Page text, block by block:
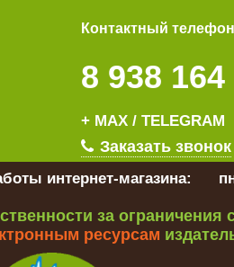
Контактный телефон
8 938 164
+ MAX / TELEGRAM
Заказать звонок
интернет-магазина:
за
ресурсам